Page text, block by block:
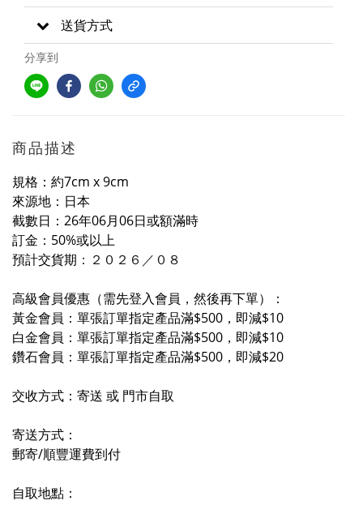
送貨方式
分享到
商品描述
規格：約7cm x 9cm
來源地：日本
截數日：26年06月06日或額滿時
訂金：50%或以上
預計交貨期 ：２０２６／０ ８
高級會員優惠（需先登入會員，然後再下單）：
黃金會員：單張訂單指定產品滿$500，即減$10
白金會員：單張訂單指定產品滿$500，即減$10
鑽石會員：單張訂單指定產品滿$500，即減$20
交收方式：寄送 或 門市自取
寄送方式：
郵寄/順豐運費到付
自取地點：